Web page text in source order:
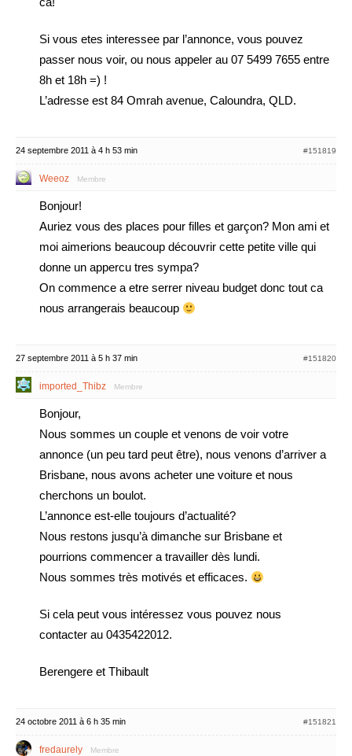
Si vous etes interessee par l’annonce, vous pouvez
passer nous voir, ou nous appeler au 07 5499 7655 entre
8h et 18h =) !
L’adresse est 84 Omrah avenue, Caloundra, QLD.
24 septembre 2011 à 4 h 53 min #151819
Weeoz Membre
Bonjour!
Auriez vous des places pour filles et garçon? Mon ami et
moi aimerions beaucoup découvrir cette petite ville qui
donne un appercu tres sympa?
On commence a etre serrer niveau budget donc tout ca
nous arrangerais beaucoup
27 septembre 2011 à 5 h 37 min #151820
imported_Thibz Membre
Bonjour,
Nous sommes un couple et venons de voir votre
annonce (un peu tard peut être), nous venons d’arriver a
Brisbane, nous avons acheter une voiture et nous
cherchons un boulot.
L’annonce est-elle toujours d’actualité?
Nous restons jusqu’à dimanche sur Brisbane et
pourrions commencer a travailler dès lundi.
Nous sommes très motivés et efficaces.
Si cela peut vous intéressez vous pouvez nous
contacter au 0435422012.
Berengere et Thibault
24 octobre 2011 à 6 h 35 min #151821
fredaurely Membre